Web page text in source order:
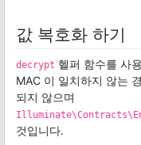
값 복호화 하기
decrypt 헬퍼 함수를 사
MAC 이 일치하지 않는
되지 않으며
것입니다.